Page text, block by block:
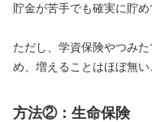
貯金が苦手でも確実に貯め
ただし、学資保険やつみ
め、増えることはほぼ無い
方法②：生命保険